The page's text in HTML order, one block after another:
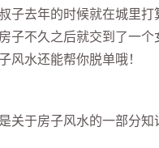
子去年的时候就在城里
子不久之后就交到了一
风水还能帮你脱单哦！
关于房子风水的一部分